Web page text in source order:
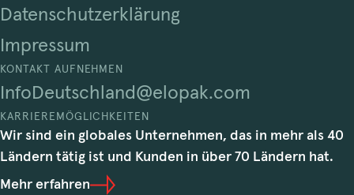
Datenschutzerklärung
Impressum
KONTAKT AUFNEHMEN
InfoDeutschland@elopak.com
KARRIEREMÖGLICHKEITEN
Wir sind ein globales Unternehmen, das in mehr als 40
Ländern tätig ist und Kunden in über 70 Ländern hat.
Mehr erfahren